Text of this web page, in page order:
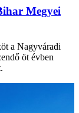
Megyei
a Nagyváradi
öt évben